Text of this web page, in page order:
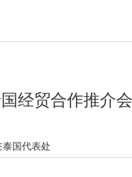
经贸合作推介会
国代表处